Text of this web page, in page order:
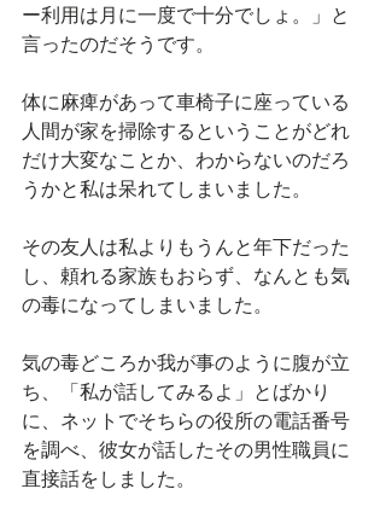
ー利用は月に一度で十分でしょ。」と
言ったのだそうです。
体に麻痺があって車椅子に座っている
人間が家を掃除するということがどれ
だけ大変なことか、わからないのだろ
うかと私は呆れてしまいました。
その友人は私よりもうんと年下だった
し、頼れる家族もおらず、なんとも気
の毒になってしまいました。
気の毒どころか我が事のように腹が立
ち、「私が話してみるよ」とばかり
に、ネットでそちらの役所の電話番号
を調べ、彼女が話したその男性職員に
直接話をしました。